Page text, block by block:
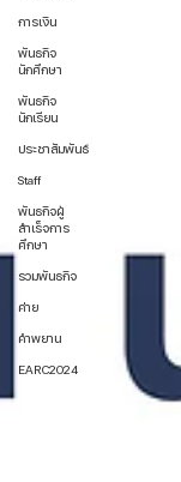
การเงิน
พันธกิจ
นักศึกษา
พันธกิจ
นักเรียน
ประชาสัมพันธ์
Staff
พันธกิจผู้
สำเร็จการ
ศึกษา
รวมพันธกิจ
ค่าย
คำพยาน
EARC2024